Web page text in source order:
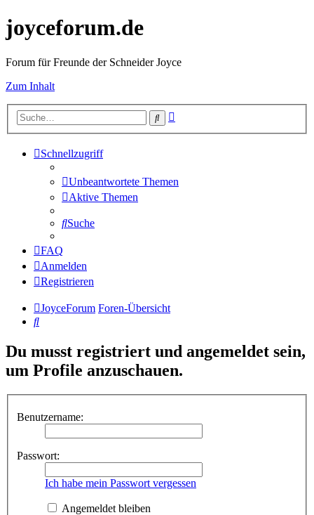
joyceforum.de
Forum für Freunde der Schneider Joyce
Zum Inhalt
Suche
Schnellzugriff
Unbeantwortete Themen
Aktive Themen
Suche
FAQ
Anmelden
Registrieren
JoyceForum Foren-Übersicht
Suche
Du musst registriert und angemeldet sein,
um Profile anzuschauen.
Benutzername:
Passwort:
Ich habe mein Passwort vergessen
Angemeldet bleiben